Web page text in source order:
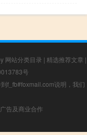
网站分类目录 | 精选推荐文章 |
号
f_fb#foxmail.com说明，我们
告及商业合作